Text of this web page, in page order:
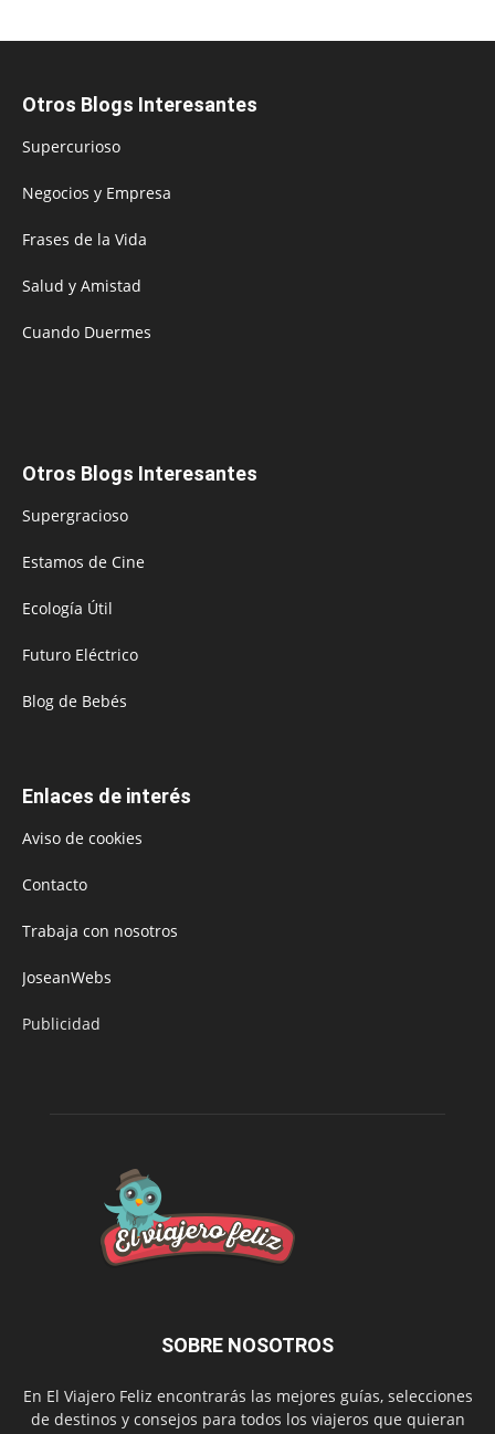
Otros Blogs Interesantes
Supercurioso
Negocios y Empresa
Frases de la Vida
Salud y Amistad
Cuando Duermes
Otros Blogs Interesantes
Supergracioso
Estamos de Cine
Ecología Útil
Futuro Eléctrico
Blog de Bebés
Enlaces de interés
Aviso de cookies
Contacto
Trabaja con nosotros
JoseanWebs
Publicidad
SOBRE NOSOTROS
En El Viajero Feliz encontrarás las mejores guías, selecciones
de destinos y consejos para todos los viajeros que quieran